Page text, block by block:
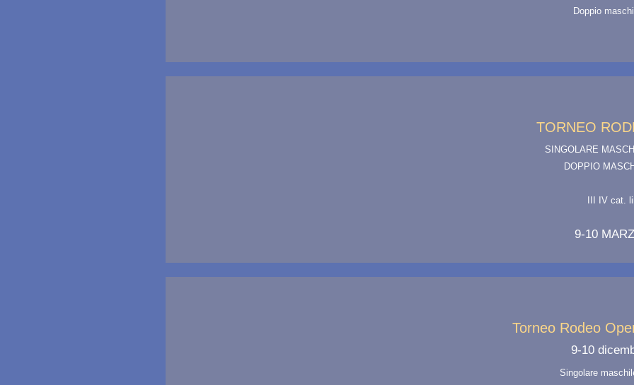
Doppio
TORNEO
SINGOLARE
DOPPIO
III IV cat.
9-10
Torneo Rodeo
9-10
Singolare